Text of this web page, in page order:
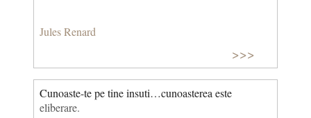
Jules Renard
>>>
Cunoaste-te pe tine insuti…cunoasterea este
eliberare.